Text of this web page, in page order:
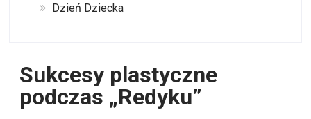
Dzień Dziecka
Sukcesy plastyczne
podczas „Redyku”